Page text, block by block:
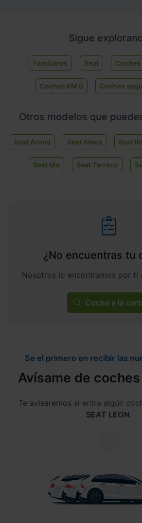
Sigue
Familiares Seat
Coches KM 0 Coches
Otros modelos que
Seat Arona Seat Ateca Seat
Seat Mo Seat Tarraco
¿No encuentras tu
Nosotros lo encontramos por ti
Coche a la
Se el primero en recibir las
Avísame de
Te avisaremos si entra algún
SEAT LEON.